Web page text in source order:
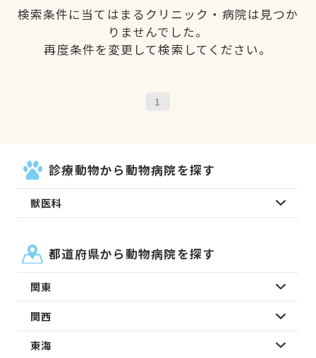
検索条件に当てはまるクリニック・病院は見つか
りませんでした。
再度条件を変更して検索してください。
1
診療動物から動物病院を探す
獣医科
都道府県から動物病院を探す
関東
関西
東海